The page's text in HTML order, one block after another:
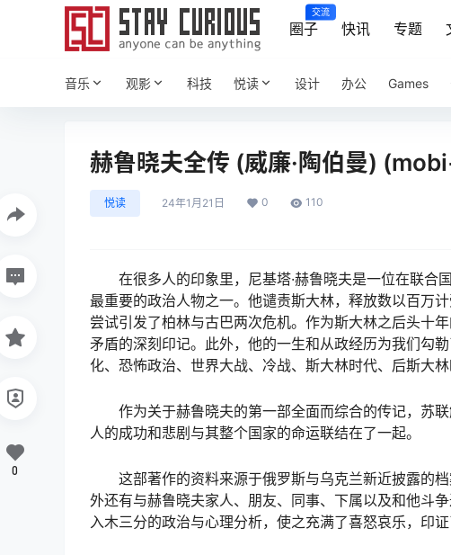
圈子
交流
快讯 专题
音乐 观影 科技 悦读 设计 办公 Games
赫鲁晓夫全传 (威廉·陶伯曼)
悦读 24年1月21日 0 110
在很多人的印象里，尼基塔·赫鲁晓夫是一位在联合
最重要的政治人物之一。他谴责斯大林，释放数以百万
尝试引发了柏林与古巴两次危机。作为斯大林之后头十
矛盾的深刻印记。此外，他的一生和从政经历为我们勾
化、恐怖政治、世界大战、冷战、斯大林时代、后斯大林
作为关于赫鲁晓夫的第一部全面而综合的传记，苏
人的成功和悲剧与其整个国家的命运联结在了一起。
这部著作的资料来源于俄罗斯与乌克兰新近披露的
外还有与赫鲁晓夫家人、朋友、同事、下属以及和他斗
入木三分的政治与心理分析，使之充满了喜怒哀乐，印
0